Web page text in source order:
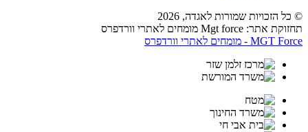
© כל הזכויות שמורות לאגדה, 2026
תחזוקת אתר: Mgt force מומחים לאתרי וורדפרס
MGT Force - מומחים לאתרי וורדפרס